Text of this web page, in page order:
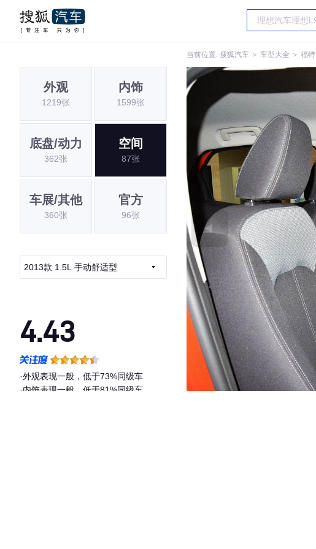
当前位置: 搜狐汽车 ＞ 车型大全 ＞ 福特
外观
1219张
内饰
1599张
底盘/动力
362张
空间
87张
车展/其他
360张
官方
96张
2013款 1.5L 手动舒适型
4.43
·外观表现一般，低于73%同级车
·内饰表现一般，低于81%同级车